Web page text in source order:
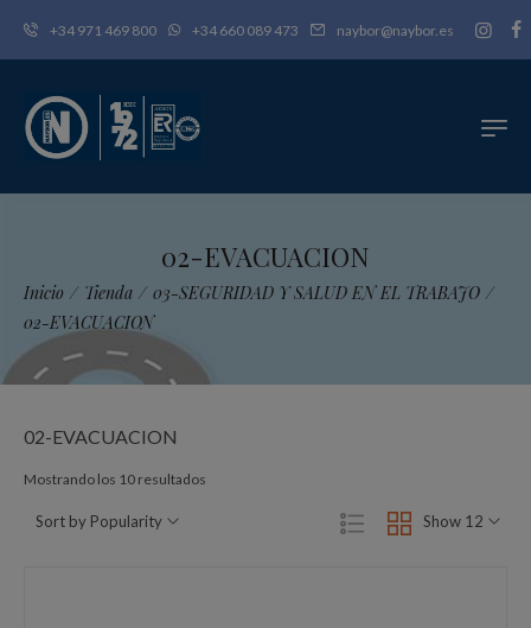
+34 971 469 800 +34 660 089 473 naybor@naybor.es
02-EVACUACION
Inicio / Tienda / 03-SEGURIDAD Y SALUD EN EL TRABAJO /
02-EVACUACION
02-EVACUACION
Mostrando los 10 resultados
Show 12
Sort by Popularity